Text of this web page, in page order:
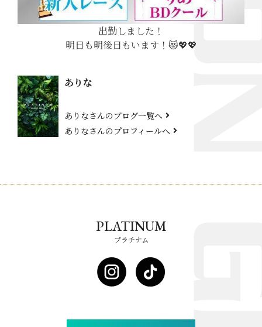
出勤しました！
明日も明後日もいます！😻💖💖
ありな
ありなさんのブログ一覧へ
ありなさんのプロフィールへ
PLATINUM
プラチナム